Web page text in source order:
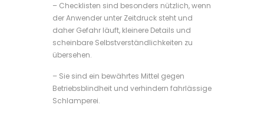
– Checklisten sind besonders nützlich, wenn
der Anwender unter Zeitdruck steht und
daher Gefahr läuft, kleinere Details und
scheinbare Selbstverständlichkeiten zu
übersehen.
– Sie sind ein bewährtes Mittel gegen
Betriebsblindheit und verhindern fahrlässige
Schlamperei.